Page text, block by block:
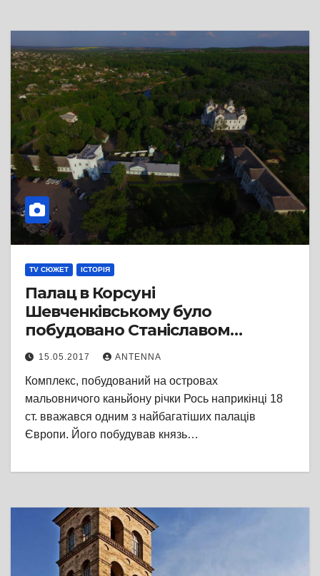
TV СЮЖЕТ ІСТОРІЯ
Палац в Корсуні
Шевченківському було
побудовано Станіславом
Понятовським у 1783 році
15.05.2017 ANTENNA
Комплекс, побудований на островах
мальовничого каньйону річки Рось наприкінці 18
ст. вважався одним з найбагатіших палаців
Європи. Його побудував князь…